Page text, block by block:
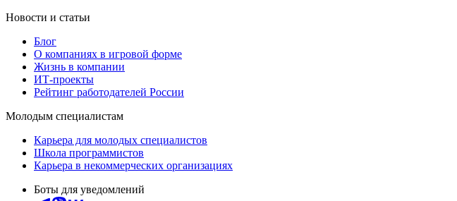
Новости и статьи
Блог
О компаниях в игровой форме
Жизнь в компании
ИТ-проекты
Рейтинг работодателей России
Молодым специалистам
Карьера для молодых специалистов
Школа программистов
Карьера в некоммерческих организациях
Боты для уведомлений